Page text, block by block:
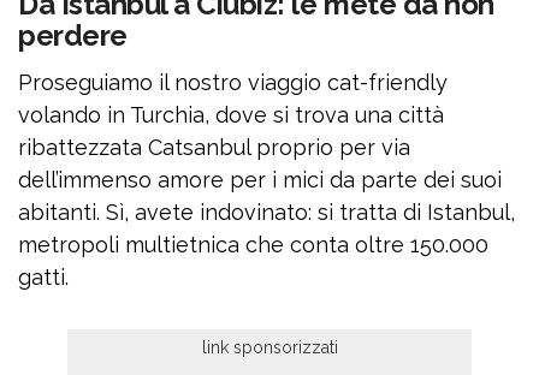
perdere
Proseguiamo il nostro viaggio cat-friendly
volando in Turchia, dove si trova una città
ribattezzata Catsanbul proprio per via
dell’immenso amore per i mici da parte dei suoi
abitanti. Sì, avete indovinato: si tratta di Istanbul,
metropoli multietnica che conta oltre 150.000
gatti.